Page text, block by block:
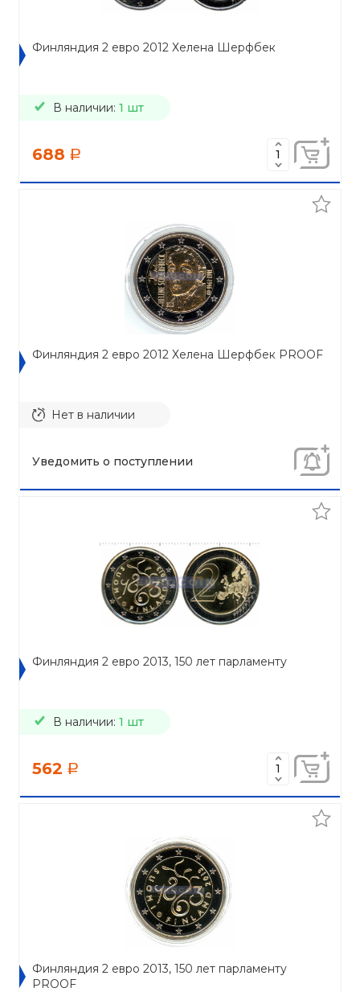
Финляндия 2 евро 2012 Хелена Шерфбек
В наличии: 1 шт
688 a
Финляндия 2 евро 2012 Хелена Шерфбек PROOF
Нет в наличии
Уведомить о поступлении
Финляндия 2 евро 2013, 150 лет парламенту
В наличии: 1 шт
562 a
Финляндия 2 евро 2013, 150 лет парламенту
PROOF